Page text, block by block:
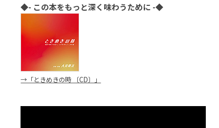
◆- この本をもっと深く味わうために -◆
→「ときめきの時 〔CD〕」